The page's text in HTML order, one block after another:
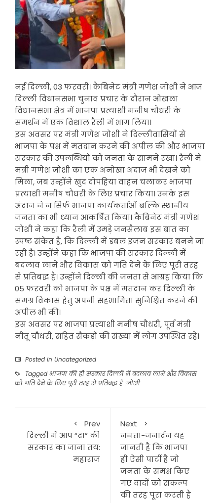
नई दिल्ली, 03 फरवरी। कैबिनेट मंत्री गणेश जोशी ने आज
दिल्ली विधानसभा चुनाव प्रचार के दौरान ओखला
विधानसभा क्षेत्र में भाजपा प्रत्याशी मनीष चौधरी के
समर्थन में एक विशाल रैली में भाग लिया।
इस अवसर पर मंत्री गणेश जोशी ने दिल्लीवासियों से
भाजपा के पक्ष में मतदान करने की अपील की और भाजपा
सरकार की उपलब्धियों को जनता के सामने रखा। रैली में
मंत्री गणेश जोशी का एक अनोखा अंदाज भी देखने को
मिला, जब उन्होंने खुद दोपहिया वाहन चलाकर भाजपा
प्रत्याशी मनीष चौधरी के लिए प्रचार किया। उनके इस
अंदाज ने न सिर्फ भाजपा कार्यकर्ताओं बल्कि स्थानीय
जनता का भी ध्यान आकर्षित किया। कैबिनेट मंत्री गणेश
जोशी ने कहा कि रैली में उमड़े जनसैलाब इस बात का
स्पष्ट संकेत है, कि दिल्ली में डबल इंजन सरकार बनने जा
रही है। उन्होंने कहा कि भाजपा की सरकार दिल्ली में
बदलाव लाने और विकास को गति देने के लिए पूरी तरह
से प्रतिबद्ध है। उन्होंने दिल्ली की जनता से आग्रह किया कि
05 फरवरी को भाजपा के पक्ष में मतदान कर दिल्ली के
समग्र विकास हेतु अपनी सहभागिता सुनिश्चित करने की
अपील भी की।
इस अवसर पर भाजपा प्रत्याशी मनीष चौधरी, पूर्व मंत्री
नीतू चौधरी, सहित सैकड़ों की संख्या में लोग उपस्थित रहे।
Posted in Uncategorized
Tagged भाजपा की ही सरकार दिल्ली में बदलाव लाने और विकास
को गति देने के लिए पूरी तरह से प्रतिबद्ध है :जोशी
Prev
दिल्ली में आप “दा” की
सरकार का जाना तय:
महाराज
Next
जनता-जनार्दन यह
जानती है कि भाजपा
ही ऐसी पार्टी है जो
जनता के समक्ष किए
गए वादों को संकल्प
की तरह पूरा करती है